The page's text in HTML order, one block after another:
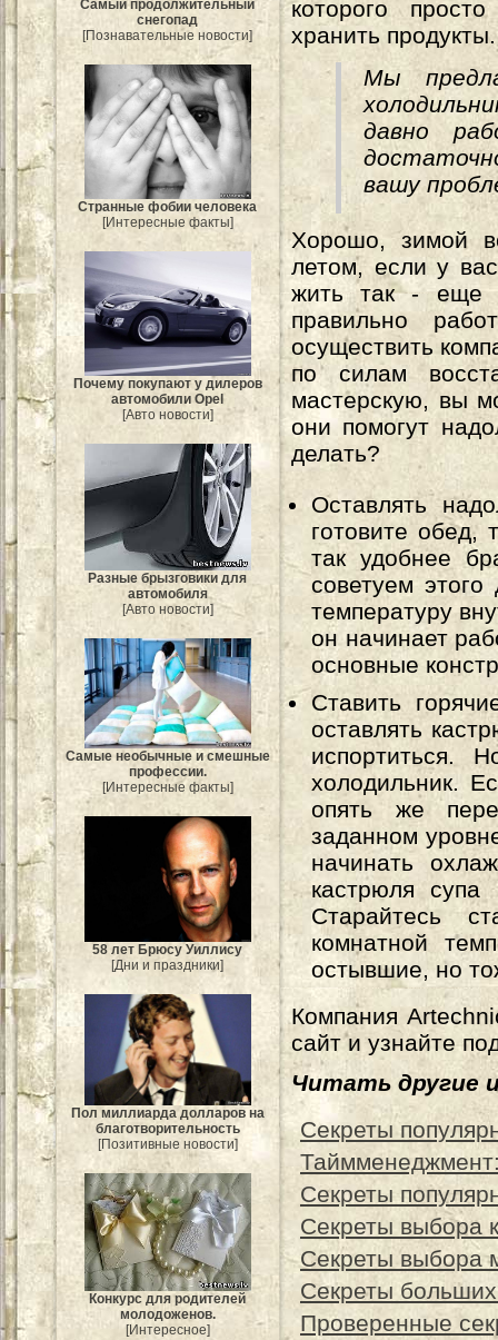
Самый продолжительный
снегопад
[Познавательные новости]
Странные фобии человека
[Интересные факты]
Почему покупают у дилеров
автомобили Opel
[Авто новости]
Разные брызговики для
автомобиля
[Авто новости]
Самые необычные и смешные
профессии.
[Интересные факты]
58 лет Брюсу Уиллису
[Дни и праздники]
Пол миллиарда долларов на
благотворительность
[Позитивные новости]
Конкурс для родителей
молодоженов.
[Интересное]
которого
хранить продукты.
Мы
давно
вашу
Хорошо, зимой
летом, если у
жить так - еще
правильно
осуществить
по силам
мастерскую, вы
они помогут
делать?
Оставлять
готовите обед,
так удобнее
советуем
температуру
он начинает
основные
Ставить
оставлять
испортиться.
холодильник.
опять же
заданном
начинать
кастрюля
Старайтесь
комнатной
остывшие, но
Компания
сайт и узнайте
Читать другие
Секреты
Секреты
Секреты выбора
Секреты выбора
Секреты
Проверенные